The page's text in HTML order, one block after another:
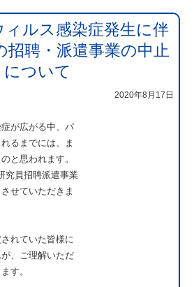
ルス感染症発生に伴
招聘・派遣事業の中止
について
2020年8月17日
が広がる中、パ
るまでには、ま
と思われます。
究員招聘派遣事業
せていただきま
れていた皆様に
、ご理解いただ
す。